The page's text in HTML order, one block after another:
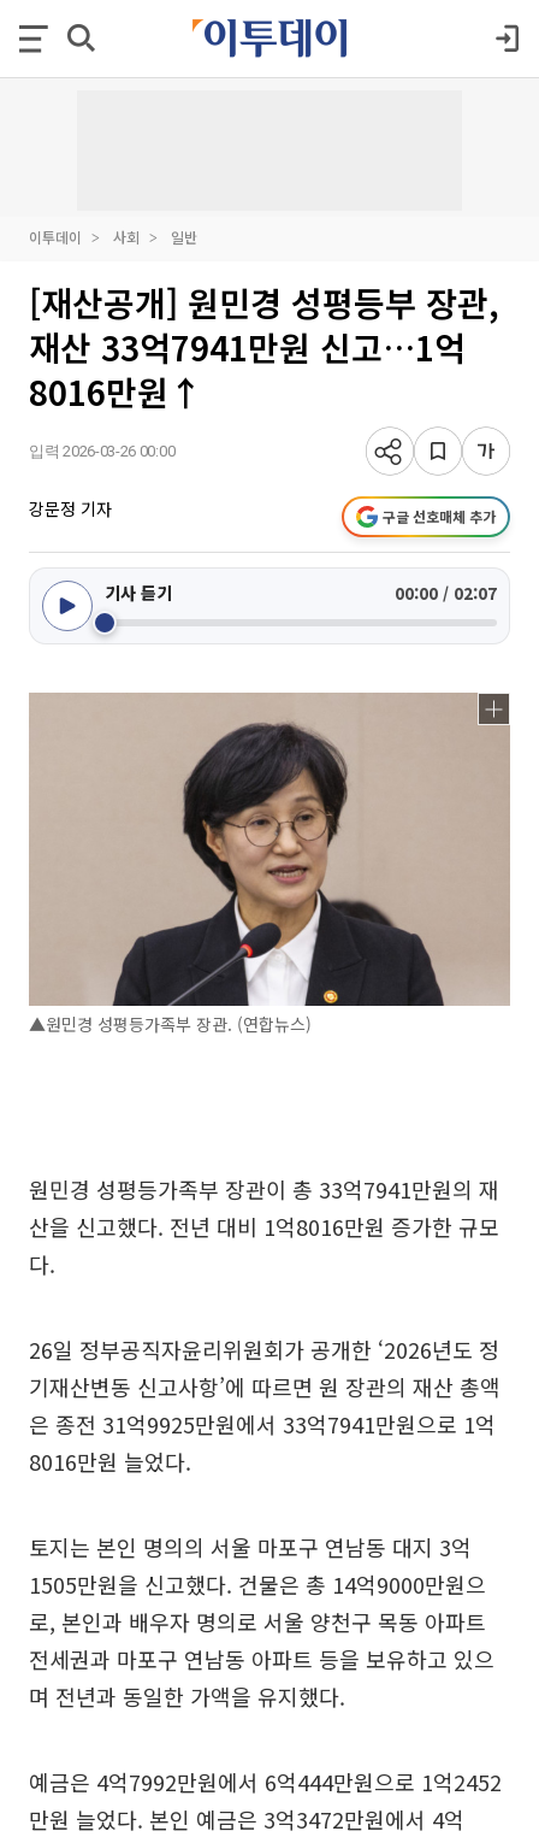
이투데이 사회 일반
[재산공개] 원민경 성평등부 장관,
재산 33억7941만원 신고…1억
8016만원↑
입력 2026-03-26 00:00
강문정 기자 구글 선호매체 추가
기사 듣기 00:00 / 02:07
▲원민경 성평등가족부 장관. (연합뉴스)
원민경 성평등가족부 장관이 총 33억7941만원의 재
산을 신고했다. 전년 대비 1억8016만원 증가한 규모
다.
26일 정부공직자윤리위원회가 공개한 ‘2026년도 정
기재산변동 신고사항’에 따르면 원 장관의 재산 총액
은 종전 31억9925만원에서 33억7941만원으로 1억
8016만원 늘었다.
토지는 본인 명의의 서울 마포구 연남동 대지 3억
1505만원을 신고했다. 건물은 총 14억9000만원으
로, 본인과 배우자 명의로 서울 양천구 목동 아파트
전세권과 마포구 연남동 아파트 등을 보유하고 있으
며 전년과 동일한 가액을 유지했다.
예금은 4억7992만원에서 6억444만원으로 1억2452
만원 늘었다. 본인 예금은 3억3472만원에서 4억